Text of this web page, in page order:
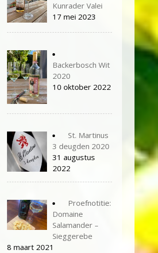
Kunrader Valei
17 mei 2023
Backerbosch Wit
2020
10 oktober 2022
St. Martinus
3 deugden 2020
31 augustus
2022
Proefnotitie:
Domaine
Salamander –
Sieggerebe
8 maart 2021